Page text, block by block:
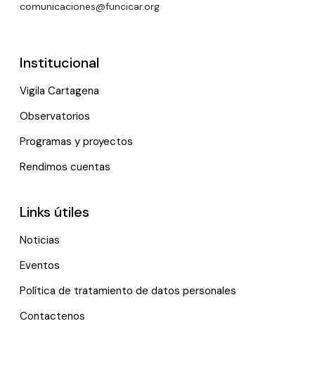
comunicaciones@funcicar.org
Institucional
Vigila Cartagena
Observatorios
Programas y proyectos
Rendimos cuentas
Links útiles
Noticias
Eventos
Política de tratamiento de datos personales
Contactenos